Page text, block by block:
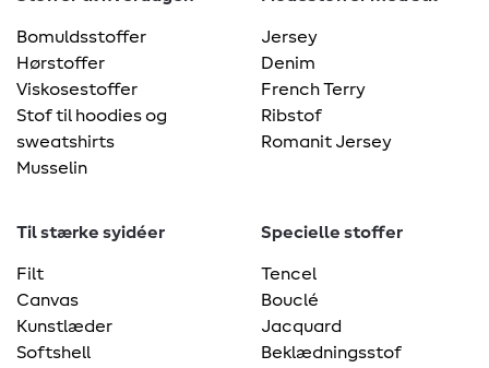
Bomuldsstoffer
Hørstoffer
Viskosestoffer
Stof til hoodies og
sweatshirts
Musselin
Jersey
Denim
French Terry
Ribstof
Romanit Jersey
Til stærke syidéer
Filt
Canvas
Kunstlæder
Softshell
Specielle stoffer
Tencel
Bouclé
Jacquard
Beklædningsstof